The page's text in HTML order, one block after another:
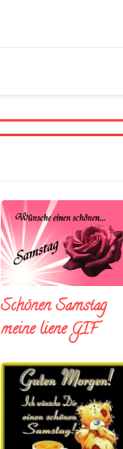
Schönen Samstag
meine liene GIF